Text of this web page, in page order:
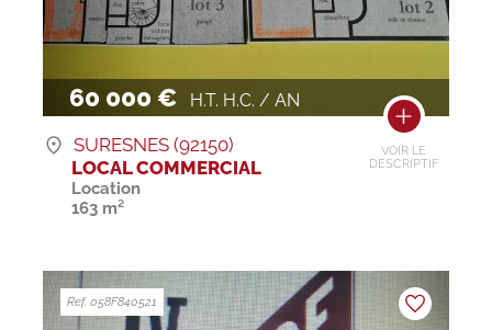
60 000 € H.T. H.C. / AN
VOIR LE
DESCRIPTIF
SURESNES (92150)
LOCAL COMMERCIAL
Location
163 m²
Ref. 058F840521